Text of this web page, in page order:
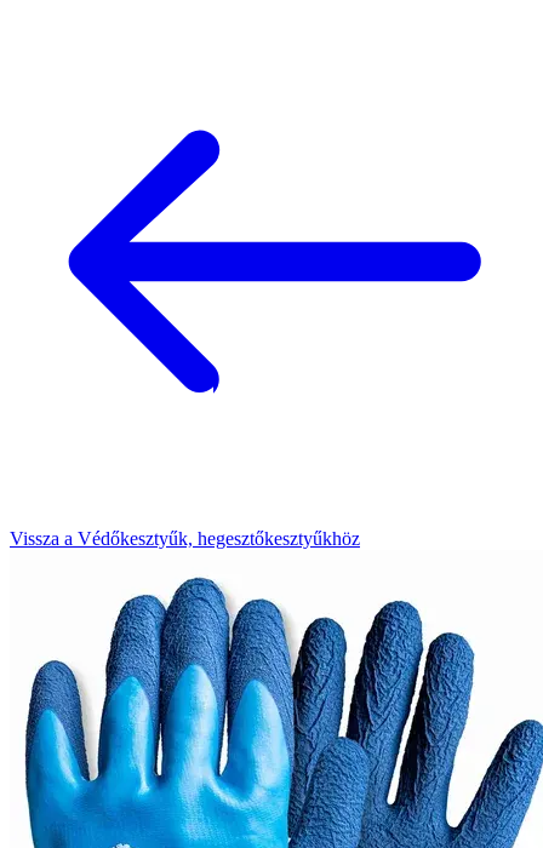
Vissza a Védőkesztyűk, hegesztőkesztyűkhöz